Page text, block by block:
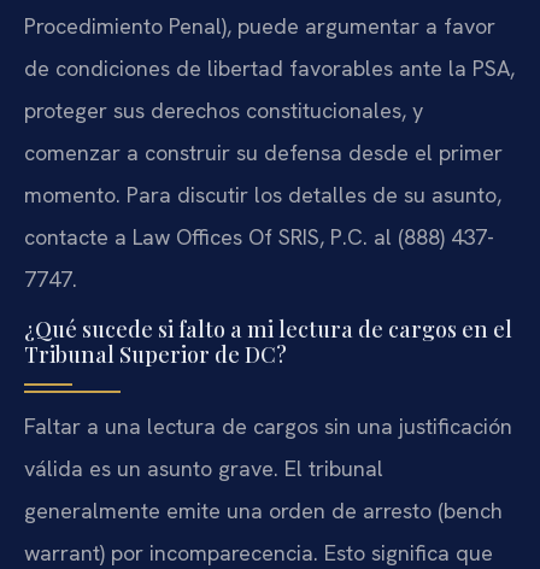
Procedimiento Penal), puede argumentar a favor
de condiciones de libertad favorables ante la PSA,
proteger sus derechos constitucionales, y
comenzar a construir su defensa desde el primer
momento. Para discutir los detalles de su asunto,
contacte a Law Offices Of SRIS, P.C. al (888) 437-
7747.
¿Qué sucede si falto a mi lectura de cargos en el
Tribunal Superior de DC?
Faltar a una lectura de cargos sin una justificación
válida es un asunto grave. El tribunal
generalmente emite una orden de arresto (bench
warrant) por incomparecencia. Esto significa que